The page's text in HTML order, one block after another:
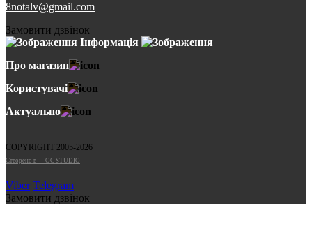
8notalv@gmail.com
Замовити дзвінок
Інформація
Про магазин
Користувачі
Актуально
COPYRIGHT 2005-2026
Cтворено в — OC STUDIO
Viber Telegram
Замовити дзвінок